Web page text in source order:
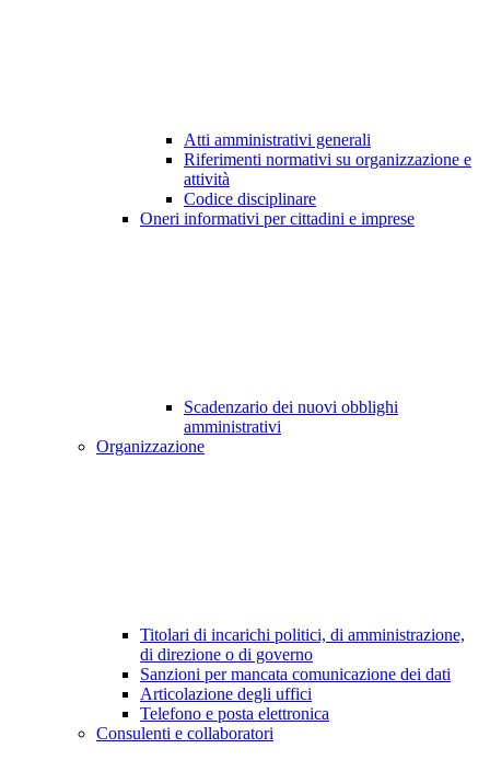
Atti amministrativi generali
Riferimenti normativi su organizzazione e
attività
Codice disciplinare
Oneri informativi per cittadini e imprese
Scadenzario dei nuovi obblighi
amministrativi
Organizzazione
Titolari di incarichi politici, di amministrazione,
di direzione o di governo
Sanzioni per mancata comunicazione dei dati
Articolazione degli uffici
Telefono e posta elettronica
Consulenti e collaboratori